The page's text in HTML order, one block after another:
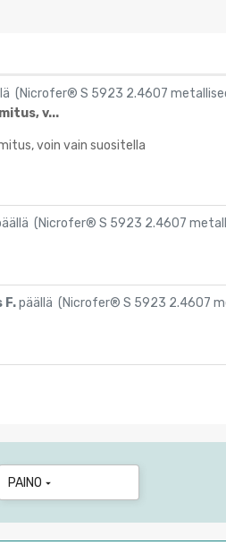
(Nicrofer® S 5923 2.4607
v...
voin vain suositella
(Nicrofer® S 5923 2.4607
päällä (Nicrofer® S 5923 2.4607
PAINO 